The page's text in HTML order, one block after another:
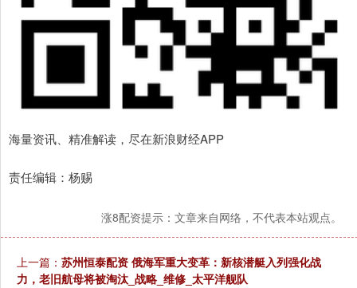
海量资讯、精准解读，尽在新浪财经APP
责任编辑：杨赐
涨8配资提示：文章来自网络，不代表本站观点。
上一篇： 苏州恒泰配资 俄海军重大变革：新核潜艇入列强化战
力，老旧航母将被淘汰_战略_维修_太平洋舰队